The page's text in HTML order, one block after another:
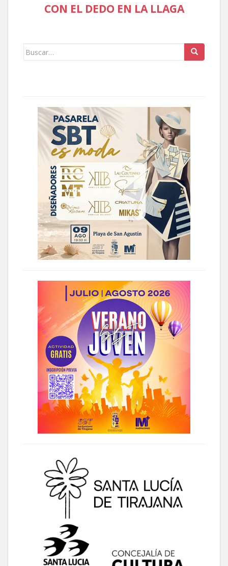
CON EL DEDO EN LA LLAGA
Buscar: